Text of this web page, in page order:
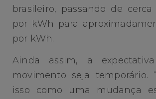
brasileiro, passando de cerca
por kWh para
por kWh.
Ainda assim, a
movimento seja temporário.
isso como uma mudança